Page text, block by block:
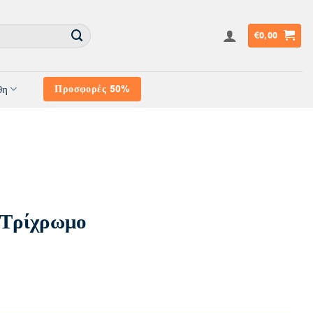
€0,00
Προσφορές 50%